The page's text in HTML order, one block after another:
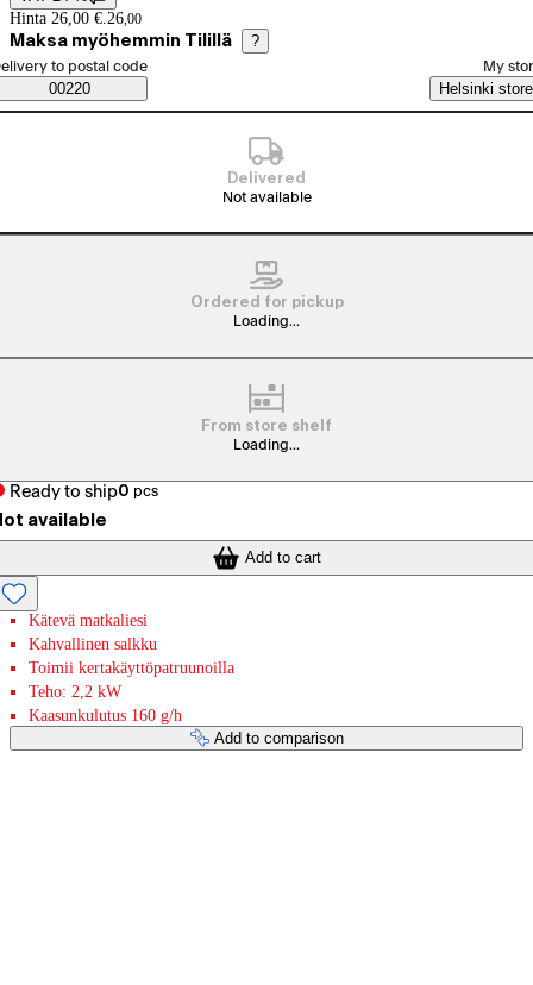
Price details
Hinta 26,00 €. 26,00
Maksa myöhemmin Tilillä ?
Saatavuustiedot
order method
to postal code
00220
My
Helsinki store
Delivered
Not available
Ordered for pickup
Loading...
From store shelf
Loading...
Ready to ship0 pcs
available
Add to cart
Kätevä matkaliesi
Kahvallinen salkku
Toimii kertakäyttöpatruunoilla
Teho: 2,2 kW
Kaasunkulutus 160 g/h
Add to comparison